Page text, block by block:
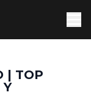
| TOP
Y